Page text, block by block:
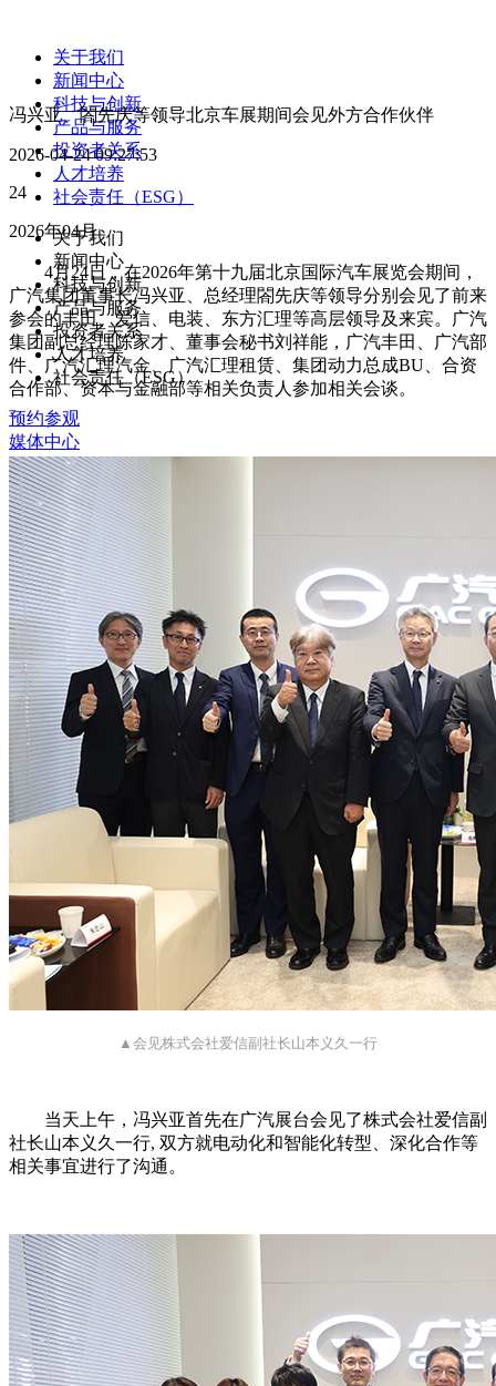
关于我们
新闻中心
科技与创新
产品与服务
投资者关系
人才培养
社会责任（ESG）
关于我们
新闻中心
科技与创新
产品与服务
投资者关系
人才培养
社会责任（ESG）
预约参观
媒体中心
冯兴亚、閤先庆等领导北京车展期间会见外方合作伙伴
2026-04-24 09:27:53
24
2026年04月
4月24日，在2026年第十九届北京国际汽车展览会期间，
广汽集团董事长冯兴亚、总经理閤先庆等领导分别会见了前来
参会的丰田、爱信、电装、东方汇理等高层领导及来宾。广汽
集团副总经理陈家才、董事会秘书刘祥能，广汽丰田、广汽部
件、广汽汇理汽金、广汽汇理租赁、集团动力总成BU、合资
合作部、资本与金融部等相关负责人参加相关会谈。
▲会见株式会社爱信副社长山本义久一行
当天上午，冯兴亚首先在广汽展台会见了株式会社爱信副
社长山本义久一行, 双方就电动化和智能化转型、深化合作等
相关事宜进行了沟通。